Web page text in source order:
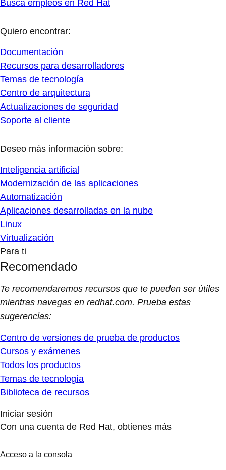
Busca empleos en Red Hat
Quiero encontrar:
Documentación
Recursos para desarrolladores
Temas de tecnología
Centro de arquitectura
Actualizaciones de seguridad
Soporte al cliente
Deseo más información sobre:
Inteligencia artificial
Modernización de las aplicaciones
Automatización
Aplicaciones desarrolladas en la nube
Linux
Virtualización
Para ti
Recomendado
Te recomendaremos recursos que te pueden ser útiles
mientras navegas en redhat.com. Prueba estas
sugerencias:
Centro de versiones de prueba de productos
Cursos y exámenes
Todos los productos
Temas de tecnología
Biblioteca de recursos
Iniciar sesión
Con una cuenta de Red Hat, obtienes más
Acceso a la consola